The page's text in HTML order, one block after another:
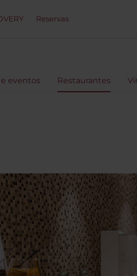
Reservas
eventos Restaurantes